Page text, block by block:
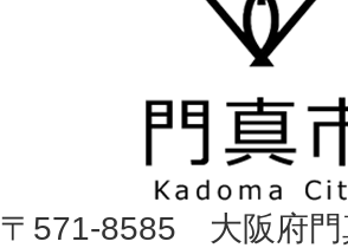
市
Kadoma
City
〒571-8585 大阪府門